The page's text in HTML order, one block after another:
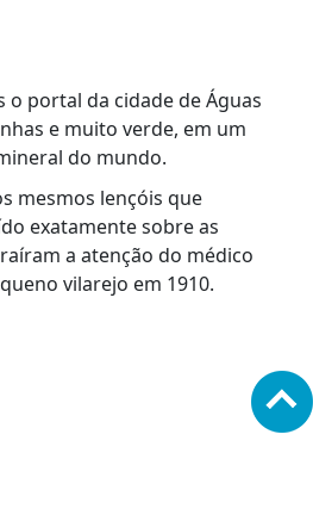
o portal da cidade de Águas
e muito verde, em um
do mundo.
mesmos lençóis que
exatamente sobre as
a atenção do médico
vilarejo em 1910.